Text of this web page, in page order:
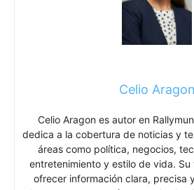
Celio Aragon
Celio Aragon es autor en
dedica a la cobertura de noticias y
áreas como política, negocios,
entretenimiento y estilo de vida.
ofrecer información clara, precisa